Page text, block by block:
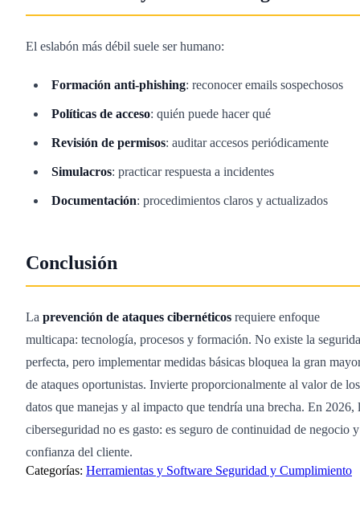
El eslabón más débil suele ser humano:
Formación anti-phishing: reconocer emails sospechosos
Políticas de acceso: quién puede hacer qué
Revisión de permisos: auditar accesos periódicamente
Simulacros: practicar respuesta a incidentes
Documentación: procedimientos claros y actualizados
Conclusión
La prevención de ataques cibernéticos requiere enfoque
multicapa: tecnología, procesos y formación. No existe la
perfecta, pero implementar medidas básicas bloquea la gran
de ataques oportunistas. Invierte proporcionalmente al valor de los
datos que manejas y al impacto que tendría una brecha. En 2026,
ciberseguridad no es gasto: es seguro de continuidad de negocio y
confianza del cliente.
Categorías: Herramientas y Software Seguridad y Cumplimiento